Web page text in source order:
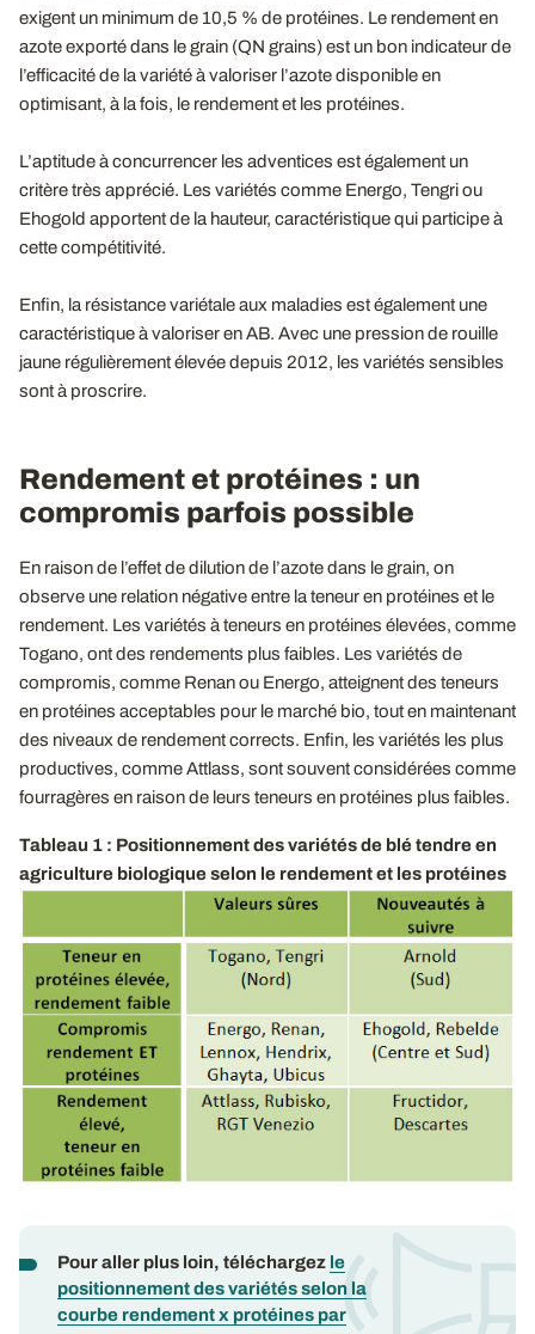
exigent un minimum de 10,5 % de protéines. Le rendement en
azote exporté dans le grain (QN grains) est un bon indicateur de
l’efficacité de la variété à valoriser l’azote disponible en
optimisant, à la fois, le rendement et les protéines.
L’aptitude à concurrencer les adventices est également un
critère très apprécié. Les variétés comme Energo, Tengri ou
Ehogold apportent de la hauteur, caractéristique qui participe à
cette compétitivité.
Enfin, la résistance variétale aux maladies est également une
caractéristique à valoriser en AB. Avec une pression de rouille
jaune régulièrement élevée depuis 2012, les variétés sensibles
sont à proscrire.
Rendement et protéines : un
compromis parfois possible
En raison de l’effet de dilution de l’azote dans le grain, on
observe une relation négative entre la teneur en protéines et le
rendement. Les variétés à teneurs en protéines élevées, comme
Togano, ont des rendements plus faibles. Les variétés de
compromis, comme Renan ou Energo, atteignent des teneurs
en protéines acceptables pour le marché bio, tout en maintenant
des niveaux de rendement corrects. Enfin, les variétés les plus
productives, comme Attlass, sont souvent considérées comme
fourragères en raison de leurs teneurs en protéines plus faibles.
Tableau 1 : Positionnement des variétés de blé tendre en
agriculture biologique selon le rendement et les protéines
Pour aller plus loin, téléchargez le
positionnement des variétés selon la
courbe rendement x protéines par